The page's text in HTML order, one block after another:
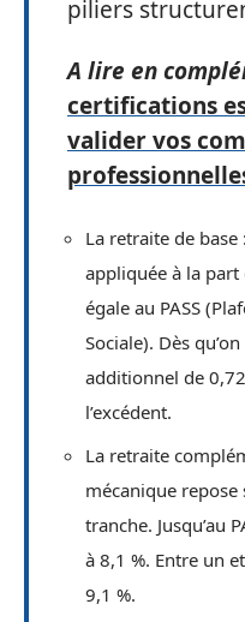
piliers
A lire en
certifications
valider vos
La retraite de
appliquée à la
égale au PASS
Sociale). Dès
additionnel de
l’excédent.
La retraite
mécanique
tranche. Jusqu’au
à 8,1 %. Entre un
9,1 %.